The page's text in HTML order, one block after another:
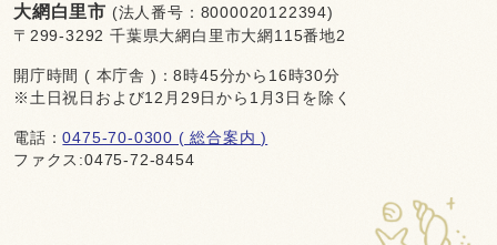
大網白里市 (法人番号：8000020122394)
〒299-3292 千葉県大網白里市大網115番地2
開庁時間 ( 本庁舎 )：8時45分から16時30分
※土日祝日および12月29日から1月3日を除く
電話：0475-70-0300 ( 総合案内 )
ファクス:0475-72-8454